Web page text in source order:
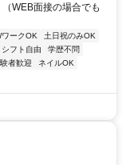
WEB面接の場合でも
ークOK
土日祝のみOK
シフト自由
学歴不問
者歓迎
ネイルOK